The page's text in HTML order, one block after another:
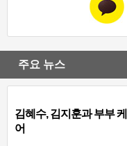
주요 뉴스
김혜수, 김지훈과 부부
어